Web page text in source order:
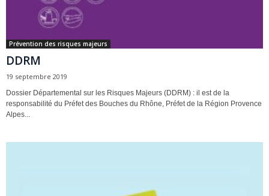
Prévention des risques majeurs
DDRM
19 septembre 2019
Dossier Départemental sur les Risques Majeurs (DDRM) : il est de la
responsabilité du Préfet des Bouches du Rhône, Préfet de la Région Provence
Alpes...